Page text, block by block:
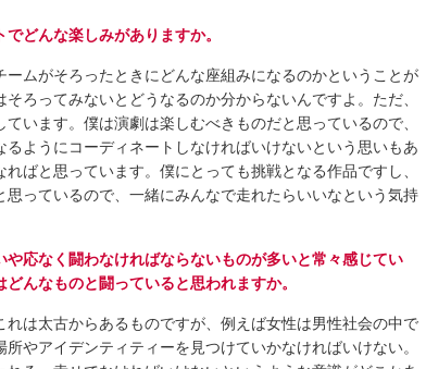
どんな楽しみがありますか。
ムがそろったときにどんな座組みになるのかということが
ろってみないとどうなるのか分からないんですよ。ただ、
います。僕は演劇は楽しむべきものだと思っているので、
ようにコーディネートしなければいけないという思いもあ
ばと思っています。僕にとっても挑戦となる作品ですし、
っているので、一緒にみんなで走れたらいいなという気持
や応なく闘わなければならないものが多いと常々感じてい
んなものと闘っていると思われますか。
は太古からあるものですが、例えば女性は男性社会の中で
やアイデンティティーを見つけていかなければいけない。